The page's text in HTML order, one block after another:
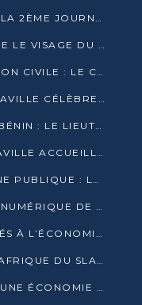
PNLS : BRAZZAVILLE ACCUEILLE LA 2ÈME JOURNÉE SCIENTIFIQUE SUR LE VIH/SIDA
PESTY KANGA, L’OPV QUI CHANGE LE VISAGE DU REPORTAGE AU CONGO
JOURNÉE MONDIALE DE L’AVIATION CIVILE : LE CONGO MISE SUR L’INNOVATION ET LA SÉCURITÉ
BILILI BD FESTIVAL 2025 : BRAZZAVILLE CÉLÈBRE DIX ANS DE CRÉATION GRAPHIQUE AFRICAINE
TENTATIVE DE COUP D’ÉTAT AU BÉNIN : LE LIEUTENANT-COLONEL TIGRI S’AUTOPROCLAME CHEF D’UN COMITÉ MILITAIRE
BONNE GOUVERNANCE : BRAZZAVILLE ACCUEILLE LES PREMIÈRES JOURNÉES CONGOLAISES DE L’ÉVALUATION
MARCHÉS, TROTTOIRS ET HYGIÈNE PUBLIQUE : LE GOUVERNEMENT DURCIT LE TON
LE CONGO LANCE SON SYSTÈME NUMÉRIQUE DE VÉRIFICATION DU BOIS
DES FUTURS JOURNALISTES INITIÉS À L’ÉCONOMIE BLEUE DURABLE
LE CONGO SACRÉ CHAMPION D’AFRIQUE DU SLAM 2025
LA VISION DU CONGO AXÉE SUR UNE ÉCONOMIE BAS CARBONE AU RENDEZ-VOUS DE MONACO 2025